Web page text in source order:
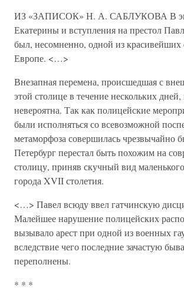
ИЗ «ЗАПИСОК» Н. А. САБЛУКОВА В
Екатерины и вступления на престол
был, несомненно, одной из красивейших
Европе. <…>
Внезапная перемена, происшедшая с
этой столице в течение нескольких дней,
невероятна. Так как полицейские
были исполняться со всевозможной
метаморфоза совершилась чрезвычайно
Петербург перестал быть похожим на
столицу, приняв скучный вид
города XVII столетия.
<…> Павел всюду ввел гатчинскую
Малейшее нарушение полицейских
вызывало арест при одной из военных
вследствие чего последние зачастую
переполнены.
* * *